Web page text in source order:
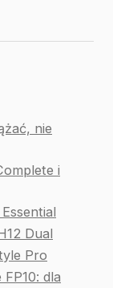
nie
i
Dual
Pro
dla